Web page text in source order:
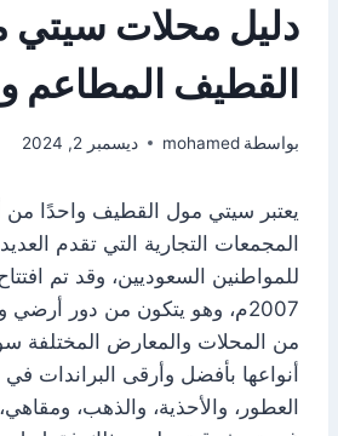
دليل محلات سيتي
القطيف المطاعم و
بواسطة mohamed ديسمبر 2, 2024
يعتبر سيتي مول القطيف واحدًا من
المجمعات التجارية التي تقدم
للمواطنين السعوديين، وقد تم
2007م، وهو يتكون من دور
من المحلات والمعارض المختلفة
أنواعها بأفضل وأرقى البراندات في
العطور، والأحذية، والذهب،